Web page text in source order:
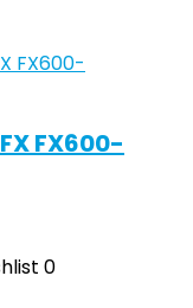
FX600-
0